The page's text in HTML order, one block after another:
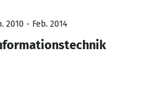
2010 - Feb. 2014